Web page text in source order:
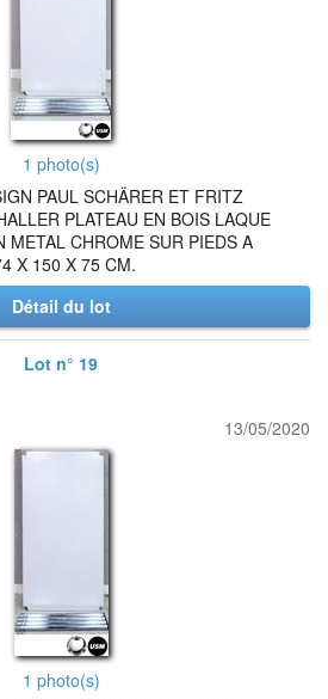
1 photo(s)
PAUL SCHÄRER ET FRITZ
PLATEAU EN BOIS LAQUE
METAL CHROME SUR PIEDS A
X 150 X 75 CM.
Détail du lot
Lot n° 19
13/05/2020
1 photo(s)